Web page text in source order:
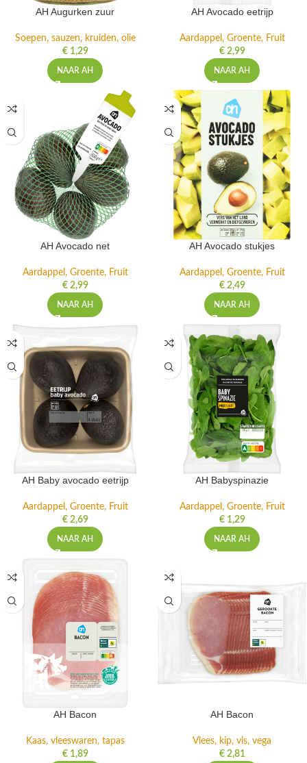
AH Augurken zuur
Soepen, sauzen, kruiden, olie
€1,29
NAAR AH
AH Avocado eetrijp
Aardappel, Groente, Fruit
€2,99
NAAR AH
AH Avocado net
Aardappel, Groente, Fruit
€2,99
NAAR AH
AH Avocado stukjes
Aardappel, Groente, Fruit
€2,49
NAAR AH
AH Baby avocado eetrijp
Aardappel, Groente, Fruit
€2,69
NAAR AH
AH Babyspinazie
Aardappel, Groente, Fruit
€1,29
NAAR AH
AH Bacon
Kaas, vleeswaren, tapas
€1,89
AH Bacon
Vlees, kip, vis, vega
€2,81